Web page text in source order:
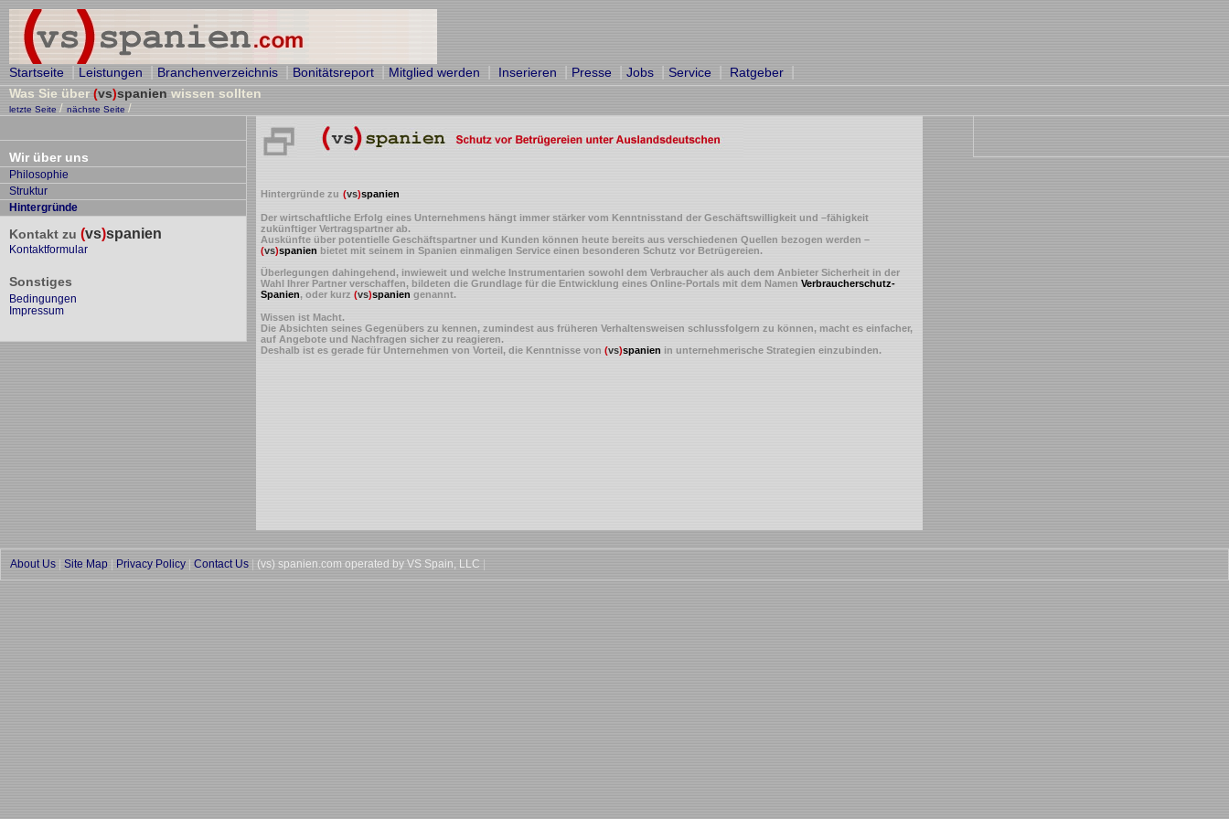
Startseite Leistungen Branchenverzeichnis Bonitätsreport Mitglied werden Inserieren Presse Jobs Service Ratgeber
Was Sie über(vs)spanien wissen sollten
letzte Seite / nächste Seite /
Wir über uns
Philosophie
Struktur
Hintergründe
Kontakt zu (vs)spanien
Kontaktformular
Sonstiges
Bedingungen
Impressum
Hintergründe zu (vs)spanien
Der wirtschaftliche Erfolg eines Unternehmens hängt immer stärker vom Kenntnisstand der Geschäftswilligkeit und –fähigkeit
zukünftiger Vertragspartner ab.
Auskünfte über potentielle Geschäftspartner und Kunden können heute bereits aus verschiedenen Quellen bezogen werden –
(vs)spanien bietet mit seinem in Spanien einmaligen Service einen besonderen Schutz vor Betrügereien.
Überlegungen dahingehend, inwieweit und welche Instrumentarien sowohl dem Verbraucher als auch dem Anbieter Sicherheit in der
Wahl Ihrer Partner verschaffen, bildeten die Grundlage für die Entwicklung eines Online-Portals mit dem Namen Verbraucherschutz-
Spanien, oder kurz (vs)spanien genannt.
Wissen ist Macht.
Die Absichten seines Gegenübers zu kennen, zumindest aus früheren Verhaltensweisen schlussfolgern zu können, macht es einfacher,
auf Angebote und Nachfragen sicher zu reagieren.
Deshalb ist es gerade für Unternehmen von Vorteil, die Kenntnisse von (vs)spanien in unternehmerische Strategien einzubinden.
About Us Site Map Privacy Policy Contact Us (vs) spanien.com operated by VS Spain, LLC